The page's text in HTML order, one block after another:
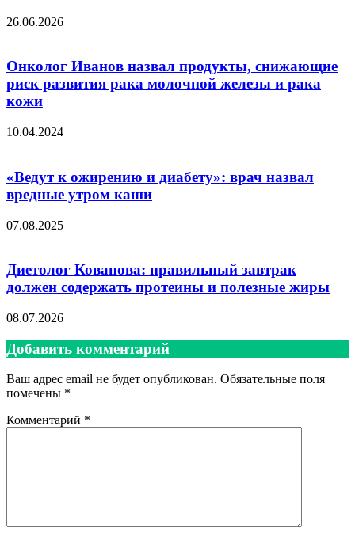
26.06.2026
Онколог Иванов назвал продукты, снижающие
риск развития рака молочной железы и рака
кожи
10.04.2024
«Ведут к ожирению и диабету»: врач назвал
вредные утром каши
07.08.2025
Диетолог Кованова: правильный завтрак
должен содержать протеины и полезные жиры
08.07.2026
Добавить комментарий
Ваш адрес email не будет опубликован. Обязательные поля
помечены *
Комментарий *